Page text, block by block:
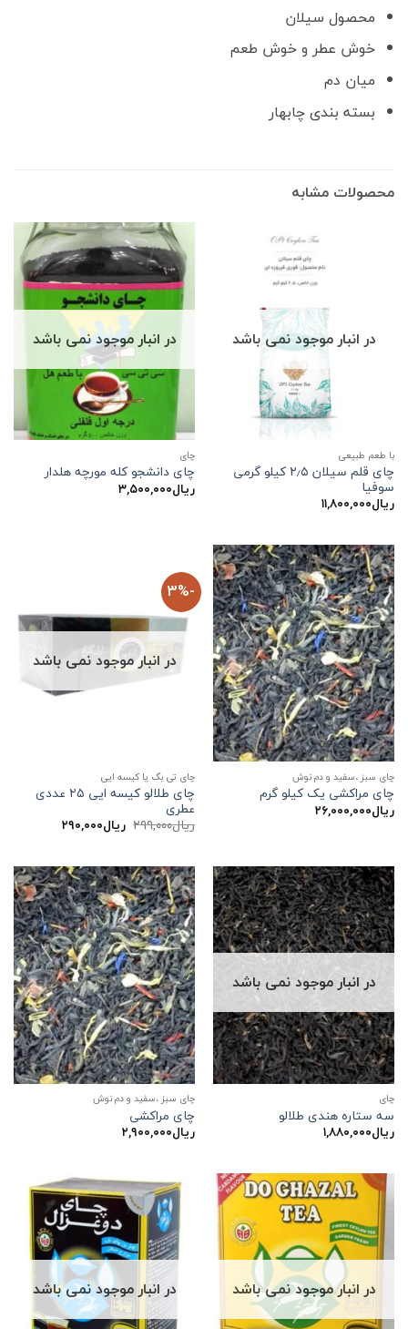
محصول سیلان
خوش عطر و خوش طعم
میان دم
بسته بندی چابهار
محصولات مشابه
در انبار موجود نمی باشد
با طعم طبیعی
چای قلم سیلان ۲٫۵ کیلو گرمی
سوفیا
ریال۱۱,۸۰۰,۰۰۰
در انبار موجود نمی باشد
چاي
چای دانشجو کله مورچه هلدار
ریال۳,۵۰۰,۰۰۰
چای سبز ،سفید و دم نوش
چای مراکشی یک کیلو گرم
ریال۲۶,۰۰۰,۰۰۰
-3%
در انبار موجود نمی باشد
چای تی بگ یا کیسه ایی
چای طلالو کیسه ایی ۲۵ عددی
عطری
ریال۲۹۹,۰۰۰ قیمت
اصلی:
ریال۲۹۰,۰۰۰قیمت
فعلی:
در انبار موجود نمی باشد
چاي
سه ستاره هندی طلالو
ریال۱,۸۸۰,۰۰۰
چای سبز ،سفید و دم نوش
چای مراکشی
ریال۲,۹۰۰,۰۰۰
در انبار موجود نمی باشد در انبار موجود نمی باشد